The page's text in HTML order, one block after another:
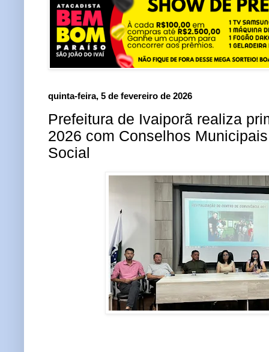
quinta-feira, 5 de fevereiro de 2026
Prefeitura de Ivaiporã realiza
2026 com Conselhos
Social